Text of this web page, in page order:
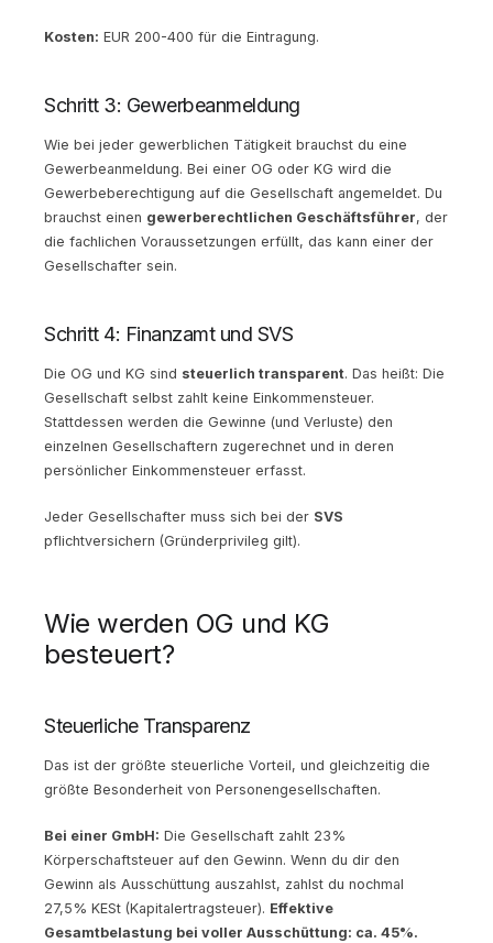
Kosten: EUR 200-400 für die Eintragung.
Schritt 3: Gewerbeanmeldung
Wie bei jeder gewerblichen Tätigkeit brauchst du eine
Gewerbeanmeldung. Bei einer OG oder KG wird die
Gewerbeberechtigung auf die Gesellschaft angemeldet. Du
brauchst einen gewerberechtlichen Geschäftsführer, der
die fachlichen Voraussetzungen erfüllt, das kann einer der
Gesellschafter sein.
Schritt 4: Finanzamt und SVS
Die OG und KG sind steuerlich transparent. Das heißt: Die
Gesellschaft selbst zahlt keine Einkommensteuer.
Stattdessen werden die Gewinne (und Verluste) den
einzelnen Gesellschaftern zugerechnet und in deren
persönlicher Einkommensteuer erfasst.
Jeder Gesellschafter muss sich bei der SVS
pflichtversichern (Gründerprivileg gilt).
Wie werden OG und KG
besteuert?
Steuerliche Transparenz
Das ist der größte steuerliche Vorteil, und gleichzeitig die
größte Besonderheit von Personengesellschaften.
Bei einer GmbH: Die Gesellschaft zahlt 23%
Körperschaftsteuer auf den Gewinn. Wenn du dir den
Gewinn als Ausschüttung auszahlst, zahlst du nochmal
27,5% KESt (Kapitalertragsteuer). Effektive
Gesamtbelastung bei voller Ausschüttung: ca. 45%.